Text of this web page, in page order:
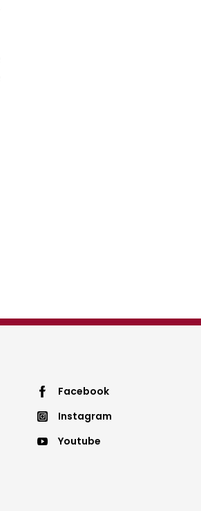
Footer
menu
Facebook
Instagram
Youtube